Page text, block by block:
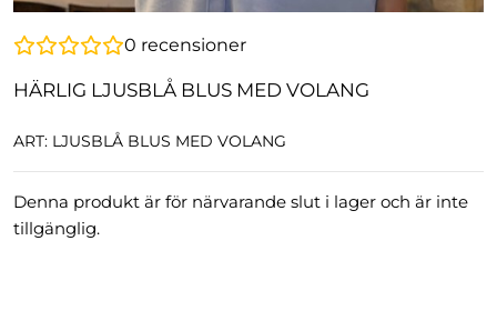
0 recensioner
HÄRLIG LJUSBLÅ BLUS MED VOLANG
ART: LJUSBLÅ BLUS MED VOLANG
Denna produkt är för närvarande slut i lager och är inte
tillgänglig.